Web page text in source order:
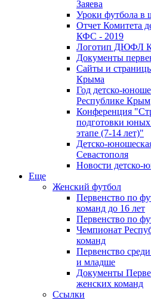
Заяева
Уроки футбола в
Отчет Комитета
КФС - 2019
Логотип ДЮФЛ
Документы
Сайты и
Крыма
Год детско-
Республике Крым
Конференция
подготовки юных
этапе (7-14 лет)"
Детско-
Севастополя
Новости детско-
Еще
Женский футбол
Первенство по
команд до 16 лет
Первенство по
Чемпионат
команд
Первенство
и младше
Документы
женских команд
Ссылки